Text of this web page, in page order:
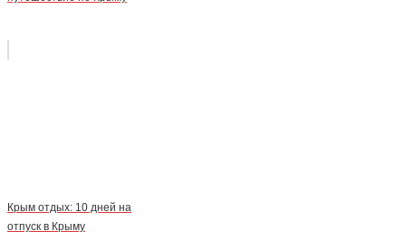
Крым отдых: 10 дней на
отпуск в Крыму